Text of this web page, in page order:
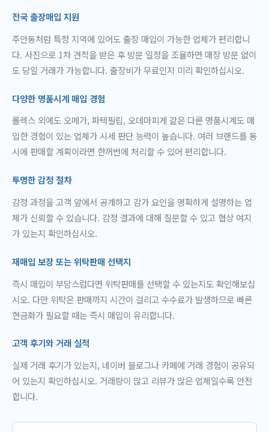
전국 출장매입 지원
주안동처럼 특정 지역에 있어도 출장 매입이 가능한 업체가 편리합니
다. 사진으로 1차 견적을 받은 후 방문 일정을 조율하면 매장 방문 없이
도 당일 거래가 가능합니다. 출장비가 무료인지 미리 확인하십시오.
다양한 명품시계 매입 경험
롤렉스 외에도 오메가, 파텍필립, 오데마피게 같은 다른 명품시계도 매
입한 경험이 있는 업체가 시세 판단 능력이 높습니다. 여러 브랜드를 동
시에 판매할 계획이라면 한꺼번에 처리할 수 있어 편리합니다.
투명한 감정 절차
감정 과정을 고객 앞에서 공개하고 감가 요인을 명확하게 설명하는 업
체가 신뢰할 수 있습니다. 감정 결과에 대해 질문할 수 있고 협상 여지
가 있는지 확인하십시오.
재매입 보장 또는 위탁판매 선택지
즉시 매입이 부담스럽다면 위탁판매를 선택할 수 있는지도 확인해보십
시오. 다만 위탁은 판매까지 시간이 걸리고 수수료가 발생하므로 빠른
현금화가 필요할 때는 즉시 매입이 유리합니다.
고객 후기와 거래 실적
실제 거래 후기가 있는지, 네이버 블로그나 카페에 거래 경험이 공유되
어 있는지 확인하십시오. 거래량이 많고 리뷰가 많은 업체일수록 안전
합니다.